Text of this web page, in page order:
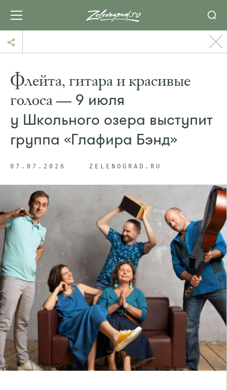
Флейта, гитара и красивые
голоса — 9 июля
у Школьного озера выступит
группа «Глафира Бэнд»
07.07.2026 ZELENOGRAD.RU